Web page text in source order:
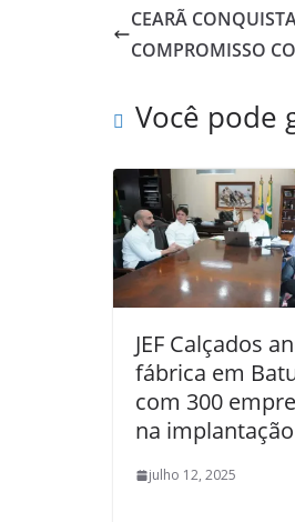
CEARÃ
COMPROMISSO
Você pode
JEF Calçados
fábrica em
com 300
na implantação
julho 12, 2025